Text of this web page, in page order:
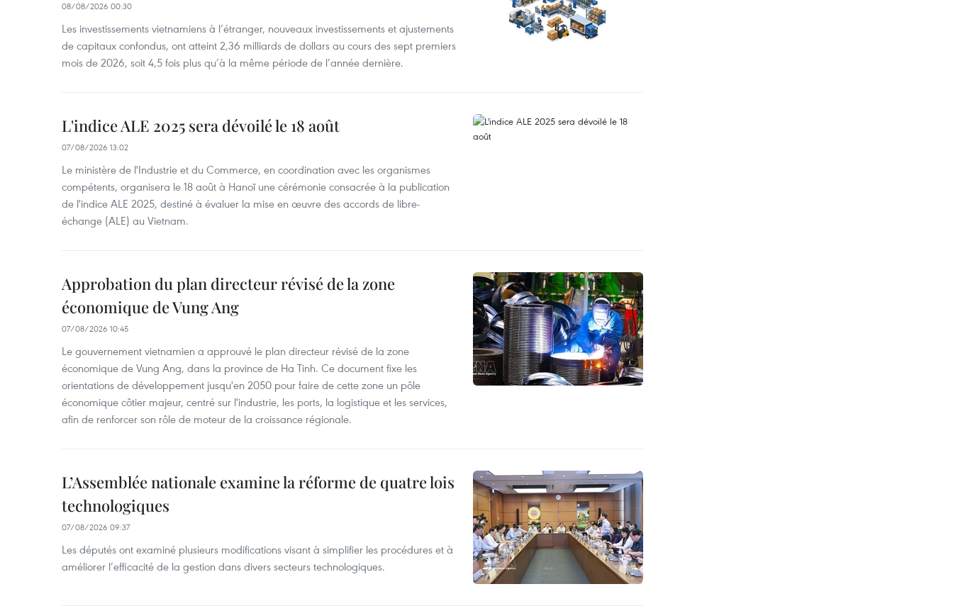
08/08/2026 00:30
Les investissements vietnamiens à l’étranger, nouveaux investissements et ajustements
de capitaux confondus, ont atteint 2,36 milliards de dollars au cours des sept premiers
mois de 2026, soit 4,5 fois plus qu’à la même période de l’année dernière.
L'indice ALE 2025 sera dévoilé le 18 août
07/08/2026 13:02
Le ministère de l'Industrie et du Commerce, en coordination avec les organismes
compétents, organisera le 18 août à Hanoï une cérémonie consacrée à la publication
de l'indice ALE 2025, destiné à évaluer la mise en œuvre des accords de libre-
échange (ALE) au Vietnam.
Approbation du plan directeur révisé de la zone
économique de Vung Ang
07/08/2026 10:45
Le gouvernement vietnamien a approuvé le plan directeur révisé de la zone
économique de Vung Ang, dans la province de Ha Tinh. Ce document fixe les
orientations de développement jusqu'en 2050 pour faire de cette zone un pôle
économique côtier majeur, centré sur l'industrie, les ports, la logistique et les services,
afin de renforcer son rôle de moteur de la croissance régionale.
L’Assemblée nationale examine la réforme de quatre lois
technologiques
07/08/2026 09:37
Les députés ont examiné plusieurs modifications visant à simplifier les procédures et à
améliorer l’efficacité de la gestion dans divers secteurs technologiques.